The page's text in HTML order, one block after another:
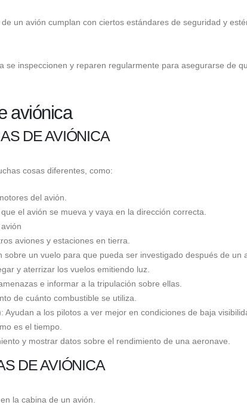
un avión cumplan con ciertos estándares de seguridad y
se inspeccionen y reparen regularmente para asegurarse de
aviónica
DE AVIÓNICA
cosas diferentes, como:
del avión.
el avión se mueva y vaya en la dirección correcta.
aviones y estaciones en tierra.
un vuelo para que pueda ser investigado después de un
y aterrizar los vuelos emitiendo luz.
e informar a la tripulación sobre ellas.
de cuánto combustible se utiliza.
a los pilotos a ver mejor en condiciones de baja
es el tiempo.
y mostrar datos sobre el rendimiento de una aeronave.
DE AVIÓNICA
la cabina de un avión.